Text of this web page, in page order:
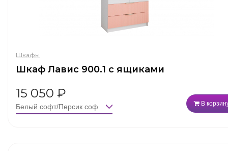
Шкафы
Шкаф Лавис 900.1 с ящиками
15 050 ₽
В